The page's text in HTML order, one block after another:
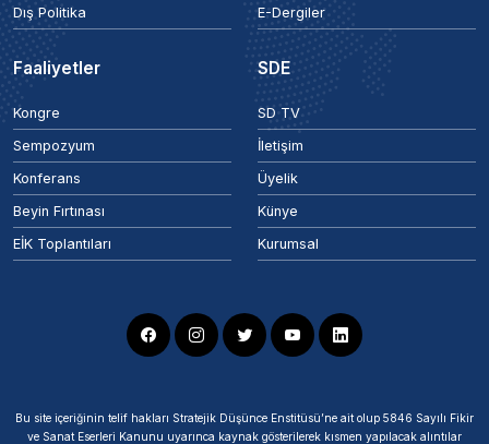
Dış Politika
E-Dergiler
Faaliyetler
Kongre
Sempozyum
Konferans
Beyin Fırtınası
EİK Toplantıları
SDE
SD TV
İletişim
Üyelik
Künye
Kurumsal
Bu site içeriğinin telif hakları Stratejik Düşünce Enstitüsü’ne ait olup 5846 Sayılı Fikir
ve Sanat Eserleri Kanunu uyarınca kaynak gösterilerek kısmen yapılacak alıntılar